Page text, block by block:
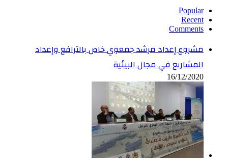
Popular
Recent
Comments
مشروع إعداد مرشد جمعوي خاص بالترافع وإعداد
المشاريع في مجال البيئية
16/12/2020